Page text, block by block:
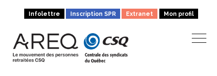
Infolettre Inscription SPR Extranet Mon profil